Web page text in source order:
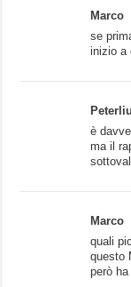
Marco
se
inizio a
è
ma il
Marco
quali
questo
però